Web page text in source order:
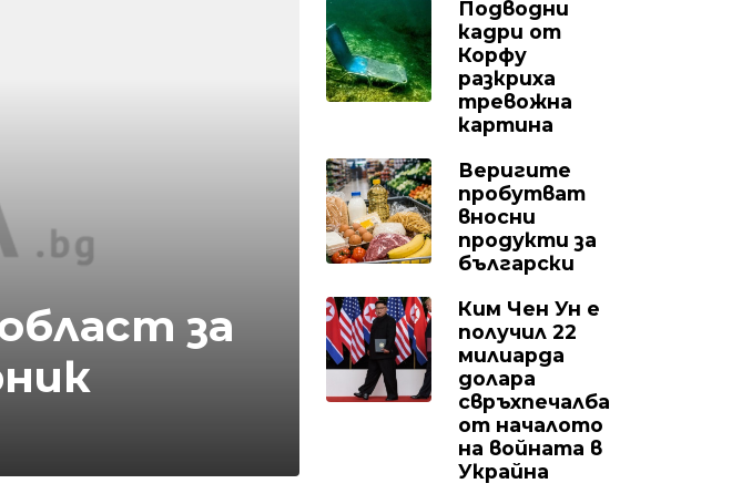
за
Подводни
кадри от
Корфу
разкриха
тревожна
картина
Веригите
пробутват
вносни
продукти за
български
Ким Чен Ун е
получил 22
милиарда
долара
свръхпечалба
от началото
на войната в
Украйна